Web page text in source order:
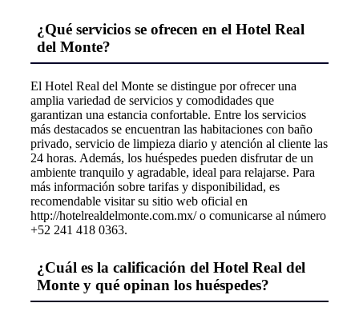
¿Qué servicios se ofrecen en el Hotel Real
del Monte?
El Hotel Real del Monte se distingue por ofrecer una
amplia variedad de servicios y comodidades que
garantizan una estancia confortable. Entre los servicios
más destacados se encuentran las habitaciones con baño
privado, servicio de limpieza diario y atención al cliente las
24 horas. Además, los huéspedes pueden disfrutar de un
ambiente tranquilo y agradable, ideal para relajarse. Para
más información sobre tarifas y disponibilidad, es
recomendable visitar su sitio web oficial en
http://hotelrealdelmonte.com.mx/ o comunicarse al número
+52 241 418 0363.
¿Cuál es la calificación del Hotel Real del
Monte y qué opinan los huéspedes?